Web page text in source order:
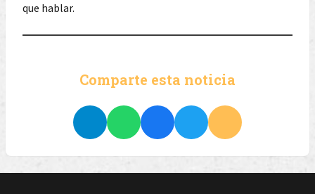
que hablar.
Comparte esta noticia